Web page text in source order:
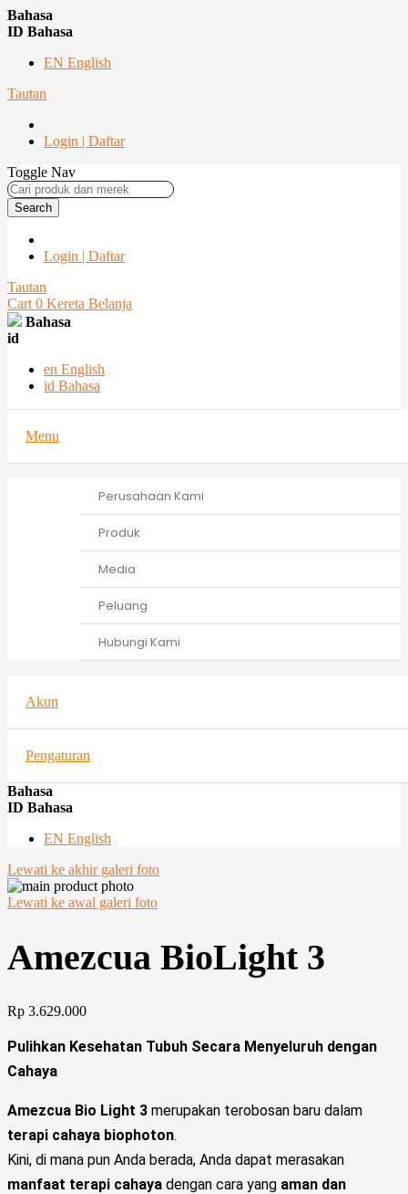
Bahasa
ID Bahasa
EN English
Tautan
Login | Daftar
Toggle Nav
Search
Login | Daftar
Tautan
Cart 0 Kereta Belanja
Bahasa
id
en English
id Bahasa
Menu
Perusahaan Kami
Produk
Media
Peluang
Hubungi Kami
Akun
Pengaturan
Bahasa
ID Bahasa
EN English
Lewati ke akhir galeri foto
Lewati ke awal galeri foto
Amezcua BioLight 3
Rp 3.629.000
Pulihkan Kesehatan Tubuh Secara Menyeluruh dengan
Cahaya
Amezcua Bio Light 3 merupakan terobosan baru dalam
terapi cahaya biophoton.
Kini, di mana pun Anda berada, Anda dapat merasakan
manfaat terapi cahaya dengan cara yang aman dan